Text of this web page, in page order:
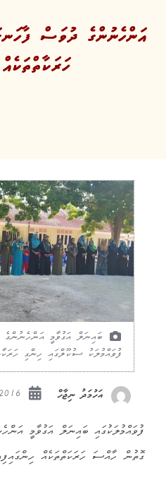
އަންހެނުންގެ ދުވަސް
ބައިނަލް އަގުވާމީ
ފުވައްމުލަކު ސުކޫލްގައި ހިންގި
އަހުމަދު ނިޖާހް
ފުވައްމުލަކުގައި ބައިނަލް އަގުވާމީ
ގޮތުން ހާއްސަ ހަރަކަތްތަކެއް